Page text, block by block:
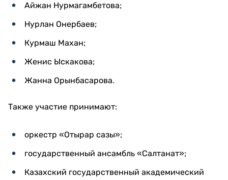
Айжан Нурмагамбетова;
Нурлан Онербаев;
Курмаш Махан;
Женис Ыскакова;
Жанна Орынбасарова.
Также участие принимают:
оркестр «Отырар сазы»;
государственный ансамбль «Салтанат»;
Казахский государственный академический